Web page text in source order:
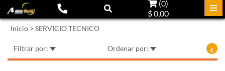
(0)
$ 0,00
Inicio > SERVICIO TECNICO
Filtrar por: Ordenar por: